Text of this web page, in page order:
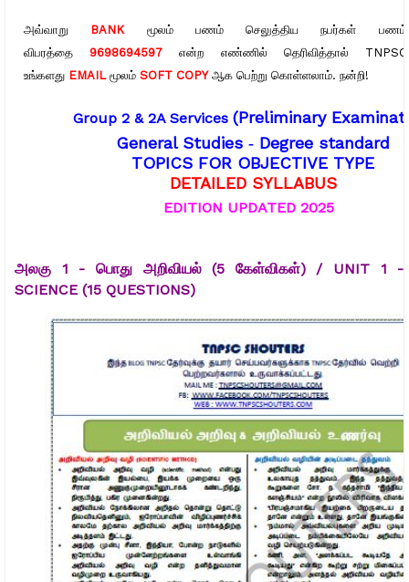
அவ்வாறு BANKமூலம் பணம் செலுத்திய நபர்கள் பணம்
விபரத்தை 9698694597 என்ற எண்ணில் தெரிவித்தால் TNPSC
உங்களது EMAIL மூலம் SOFT COPYஆக பெற்று கொள்ளலாம். நன்றி!
Group 2 & 2A Services (Preliminary
General Studies ‐ Degree standard
TOPICS FOR OBJECTIVE TYPE
DETAILED SYLLABUS
EDITION UPDATED 2025
அலகு 1 - பொது அறிவியல் (5 கேள்விகள்) / UNIT 1 -
SCIENCE (15 QUESTIONS)